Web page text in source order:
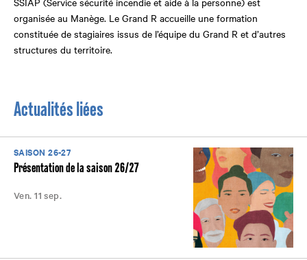
organisée au Manège. Le Grand R accueille une formation
constituée de stagiaires issus de l’équipe du Grand R et d’autres
structures du territoire.
Actualités liées
SAISON 26-27
Présentation de la saison 26/27
Ven. 11 sep.